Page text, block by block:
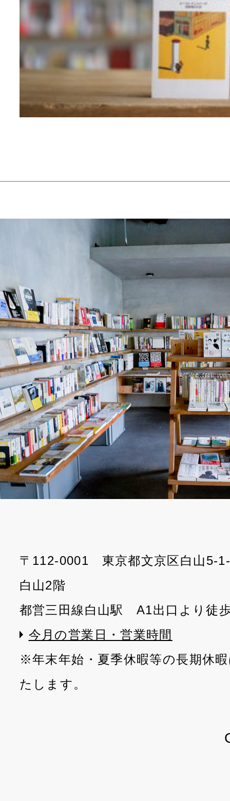
〒112-0001 東京都文京区白山5-
白山2階
都営三田線白山駅 A1出口より徒
今月の営業日・営業時間
※年末年始・夏季休暇等の長期休
たします。